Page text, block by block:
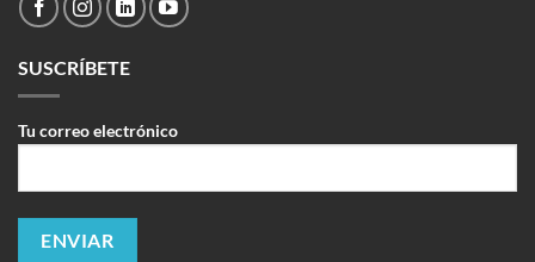
SUSCRÍBETE
Tu correo electrónico